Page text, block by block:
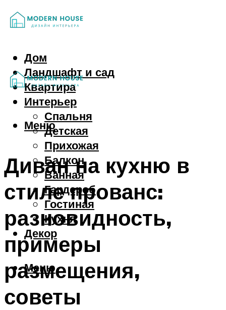
Дом
Ландшафт и сад
Квартира
Интерьер
Спальня
Детская
Прихожая
Балкон
Ванная
Гардероб
Гостиная
Кухня
Декор
Меню
Меню
Диван на кухню в
стиле прованс:
разновидность,
примеры
размещения,
советы